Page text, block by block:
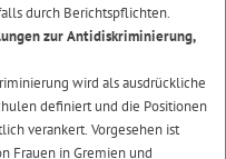
durch Berichtspflichten.
zur Antidiskriminierung,
wird als ausdrückliche
definiert und die Positionen
verankert. Vorgesehen ist
Frauen in Gremien und